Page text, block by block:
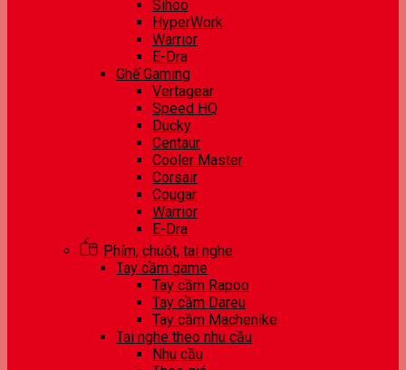
Sihoo
HyperWork
Warrior
E-Dra
Ghế Gaming
Vertagear
Speed HQ
Ducky
Centaur
Cooler Master
Corsair
Cougar
Warrior
E-Dra
Phím, chuột, tai nghe
Tay cầm game
Tay cầm Rapoo
Tay cầm Dareu
Tay cầm Machenike
Tai nghe theo nhu cầu
Nhu cầu